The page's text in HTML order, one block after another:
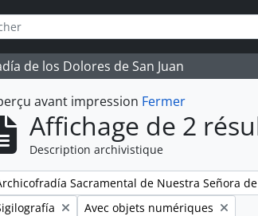
de los Dolores de San Juan
avant impression Fermer
Affichage de 2
Description archivistique
filter:Sacramental de Nuestra Señora
filter:
Remove filter:
Avec objets numériques